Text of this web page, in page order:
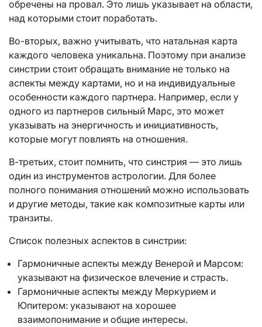
обречены на провал. Это лишь указывает на области,
над которыми стоит поработать.
Во-вторых, важно учитывать, что натальная карта
каждого человека уникальна. Поэтому при анализе
синстрии стоит обращать внимание не только на
аспекты между картами, но и на индивидуальные
особенности каждого партнера. Например, если у
одного из партнеров сильный Марс, это может
указывать на энергичность и инициативность,
которые могут повлиять на отношения.
В-третьих, стоит помнить, что синстрия — это лишь
один из инструментов астрологии. Для более
полного понимания отношений можно использовать
и другие методы, такие как композитные карты или
транзиты.
Список полезных аспектов в синстрии:
Гармоничные аспекты между Венерой и Марсом:
указывают на физическое влечение и страсть.
Гармоничные аспекты между Меркурием и
Юпитером: указывают на хорошее
взаимопонимание и общие интересы.